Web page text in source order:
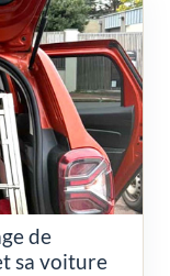
de
sa voiture